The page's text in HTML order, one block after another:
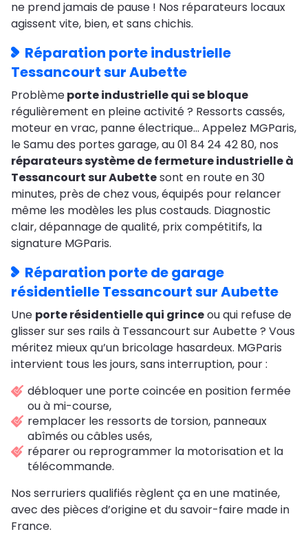
ne prend jamais de pause ! Nos réparateurs locaux
agissent vite, bien, et sans chichis.
Réparation porte industrielle
Tessancourt sur Aubette
Problèmeporte industrielle qui se bloque
régulièrement en pleine activité ? Ressorts cassés,
moteur en vrac, panne électrique… Appelez MGParis,
le Samu des portes garage, au 01 84 24 42 80, nos
réparateurs système de fermeture industrielle à
Tessancourt sur Aubettesont en route en 30
minutes, près de chez vous, équipés pour relancer
même les modèles les plus costauds. Diagnostic
clair, dépannage de qualité, prix compétitifs, la
signature MGParis.
Réparation porte de garage
résidentielle Tessancourt sur Aubette
Une porte résidentielle qui grinceou qui refuse de
glisser sur ses rails à Tessancourt sur Aubette ? Vous
méritez mieux qu’un bricolage hasardeux. MGParis
intervient tous les jours, sans interruption, pour :
débloquer une porte coincée en position fermée
ou à mi-course,
remplacer les ressorts de torsion, panneaux
abîmés ou câbles usés,
réparer ou reprogrammer la motorisation et la
télécommande.
Nos serruriers qualifiés règlent ça en une matinée,
avec des pièces d’origine et du savoir-faire made in
France.